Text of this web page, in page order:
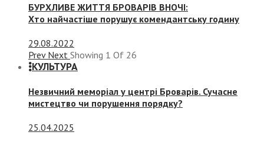
БУРХЛИВЕ ЖИТТЯ БРОВАРІВ ВНОЧІ:
Хто найчастіше порушує комендантську годину
29.08.2022
Prev Next Showing 1 Of 26
КУЛЬТУРА
Незвичний меморіал у центрі Броварів. Сучасне
мистецтво чи порушення порядку?
25.04.2025